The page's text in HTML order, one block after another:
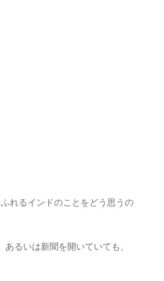
れるインドのことをどう思うの
るいは新聞を開いていても、